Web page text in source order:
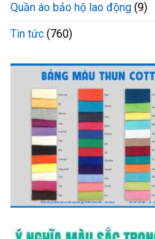
Quần áo bảo hộ lao động (9)
Tin tức (760)